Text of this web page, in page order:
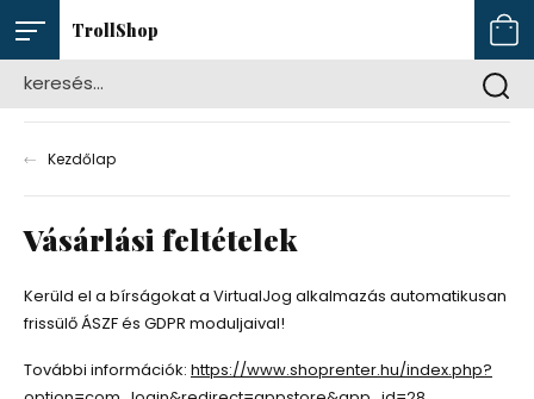
TrollShop
Kezdőlap
Vásárlási feltételek
Kerüld el a bírságokat a VirtualJog alkalmazás automatikusan
frissülő ÁSZF és GDPR moduljaival!
További információk: https://www.shoprenter.hu/index.php?